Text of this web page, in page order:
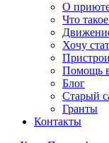
О
Что
Хочу
Помощь
Блог
Старый
Гранты
Контакты